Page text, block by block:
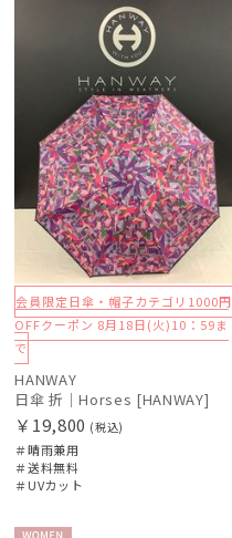
会員限定日傘・帽子カテゴリ1000円
OFFクーポン 8月18日(火)10：59ま
で
HANWAY
日傘 折｜Horses [HANWAY]
￥19,800 (税込)
＃晴雨兼用
＃送料無料
＃UVカット